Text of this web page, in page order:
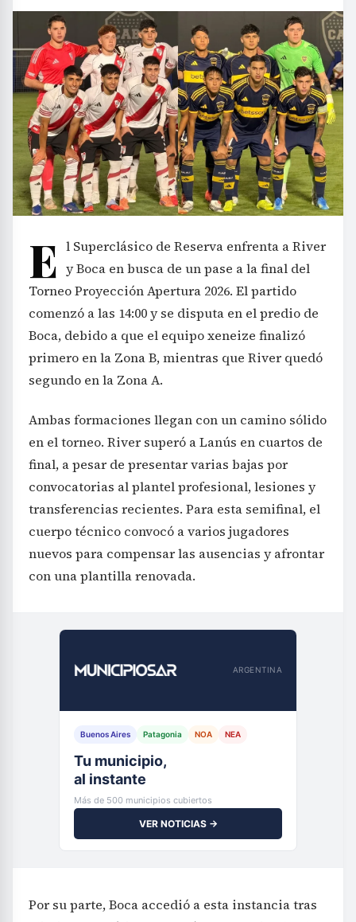
E l Superclásico de Reserva enfrenta a River
y Boca en busca de un pase a la final del
Torneo Proyección Apertura 2026. El partido
comenzó a las 14:00 y se disputa en el predio de
Boca, debido a que el equipo xeneize finalizó
primero en la Zona B, mientras que River quedó
segundo en la Zona A.
Ambas formaciones llegan con un camino sólido
en el torneo. River superó a Lanús en cuartos de
final, a pesar de presentar varias bajas por
convocatorias al plantel profesional, lesiones y
transferencias recientes. Para esta semifinal, el
cuerpo técnico convocó a varios jugadores
nuevos para compensar las ausencias y afrontar
con una plantilla renovada.
ARGENTINA
Buenos Aires Patagonia NOA NEA
Tu municipio,
al instante
Más de 500 municipios cubiertos
VER NOTICIAS →
Por su parte, Boca accedió a esta instancia tras